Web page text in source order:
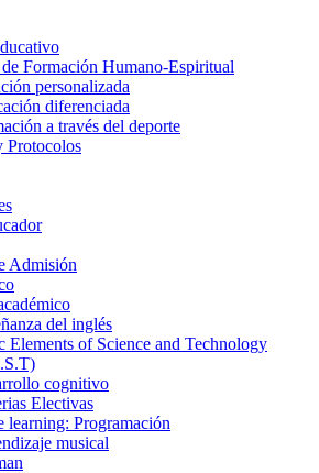
Formación Humano-Espiritual
personalizada
diferenciada
a través del deporte
Protocolos
Admisión
del inglés
Elements of Science and Technology
cognitivo
Electivas
learning: Programación
musical